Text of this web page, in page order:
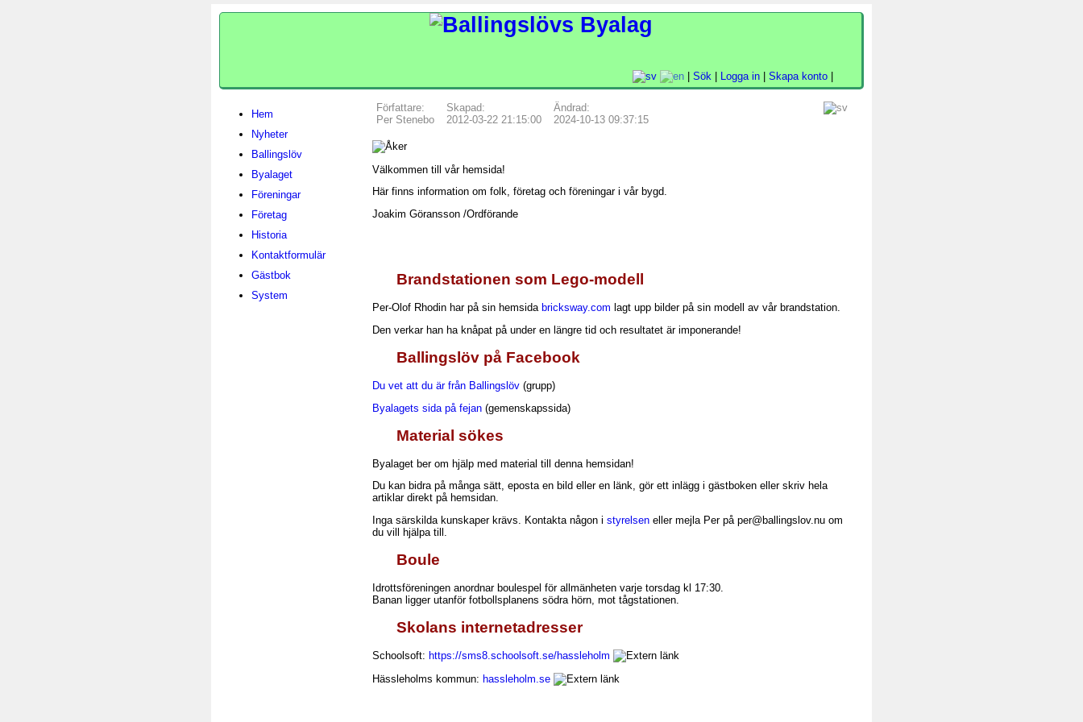
Sök Logga in Skapa konto
Hem
Nyheter
Ballingslöv
Byalaget
Föreningar
Företag
Historia
Kontaktformulär
Gästbok
System
Författare:
Per Stenebo
Skapad:
2012-03-22 21:15:00
Ändrad:
2024-10-13 09:37:15
Välkommen till vår hemsida!
Här finns information om folk, företag och föreningar i vår bygd.
Joakim Göransson /Ordförande
Brandstationen som Lego-modell
Per-Olof Rhodin har på sin hemsida bricksway.com lagt upp bilder på sin modell av vår brandstation.
Den verkar han ha knåpat på under en längre tid och resultatet är imponerande!
Ballingslöv på Facebook
Du vet att du är från Ballingslöv (grupp)
Byalagets sida på fejan (gemenskapssida)
Material sökes
Byalaget ber om hjälp med material till denna hemsidan!
Du kan bidra på många sätt, eposta en bild eller en länk, gör ett inlägg i gästboken eller skriv hela
artiklar direkt på hemsidan.
Inga särskilda kunskaper krävs. Kontakta någon i styrelsen eller mejla Per på per@ballingslov.nu om
du vill hjälpa till.
Boule
Idrottsföreningen anordnar boulespel för allmänheten varje torsdag kl 17:30.
Banan ligger utanför fotbollsplanens södra hörn, mot tågstationen.
Skolans internetadresser
Schoolsoft: https://sms8.schoolsoft.se/hassleholm
Hässleholms kommun: hassleholm.se